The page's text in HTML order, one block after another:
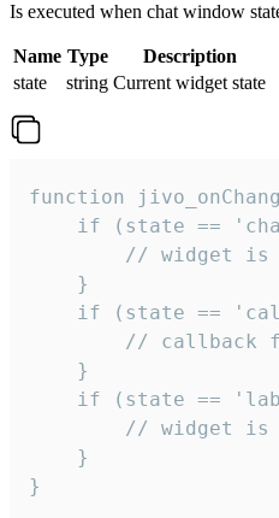
Is executed when chat window
Name Type
Description
state
string Current widget state
function
if (state ==
// widget is
    }
if (state ==
// callback
    }
if (state ==
// widget is
    }
}